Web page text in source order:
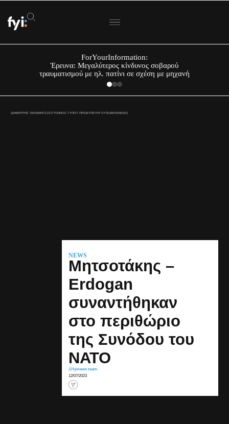
ForYourInformation:
Έρευνα: Μεγαλύτερος κίνδυνος σοβαρού
τραυματισμού με ηλ. πατίνι σε σχέση με μηχανή
(ΔΗΜΗΤΡΗΣ ΠΑΠΑΜΗΤΣΟΣ/ΓΡΑΦΕΙΟ ΤΥΠΟΥ ΠΡΩΘΥΠΟΥΡΓΟΥ/EUROKINISSI)
NEWS
Μητσοτάκης –
Erdogan
συναντήθηκαν
στο περιθώριο
της Συνόδου του
ΝΑΤΟ
@fyinews team
12/07/2023